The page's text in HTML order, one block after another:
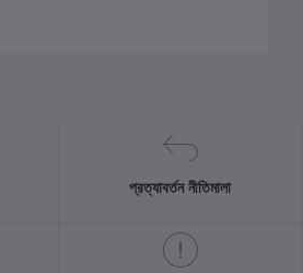
প্রত্যাবর্তন নীতিমালা